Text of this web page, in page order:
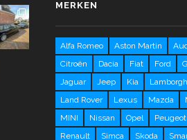
MERKEN
Alfa Romeo Aston Martin
Citroën
Dacia Fiat Ford
Jaguar
Jeep Kia
Land Rover
Lexus Mazda
MINI
Nissan Opel Peugeot
Renault
Simca Skoda